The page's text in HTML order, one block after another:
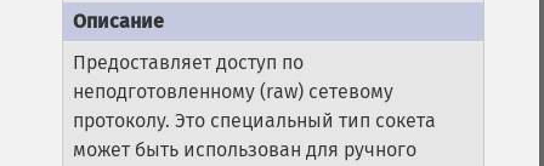
Предоставляет доступ по
неподготовленному (raw) сетевому
протоколу. Это специальный тип сокета
может быть использован для ручного